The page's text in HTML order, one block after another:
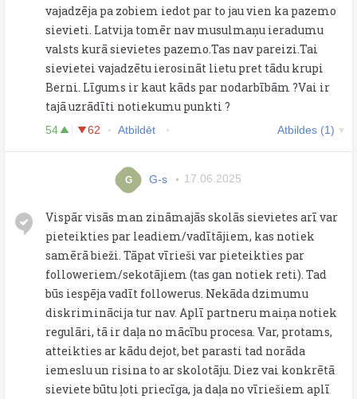
vajadzēja pa zobiem iedot par to jau vien ka pazemo
sievieti. Latvija tomēr nav musulmaņu ieradumu
valsts kurā sievietes pazemo.Tas nav pareizi.Tai
sievietei vajadzētu ierosināt lietu pret tādu krupi
Berni. Līgums ir kaut kāds par nodarbībām ?Vai ir
tajā uzrādīti notiekumu punkti ?
54 62 Atbildēt Atbildes (1)
G G-s 17.06.2025
Vispār visās man zināmajās skolās sievietes arī var
pieteikties par leadiem/vadītājiem, kas notiek
samērā bieži. Tāpat vīrieši var pieteikties par
followeriem/sekotājiem (tas gan notiek reti). Tad
būs iespēja vadīt followerus. Nekāda dzimumu
diskriminācija tur nav. Aplī partneru maiņa notiek
regulāri, tā ir daļa no mācību procesa. Var, protams,
atteikties ar kādu dejot, bet parasti tad norāda
iemeslu un risina to ar skolotāju. Diez vai konkrētā
sieviete būtu ļoti priecīga, ja daļa no vīriešiem aplī